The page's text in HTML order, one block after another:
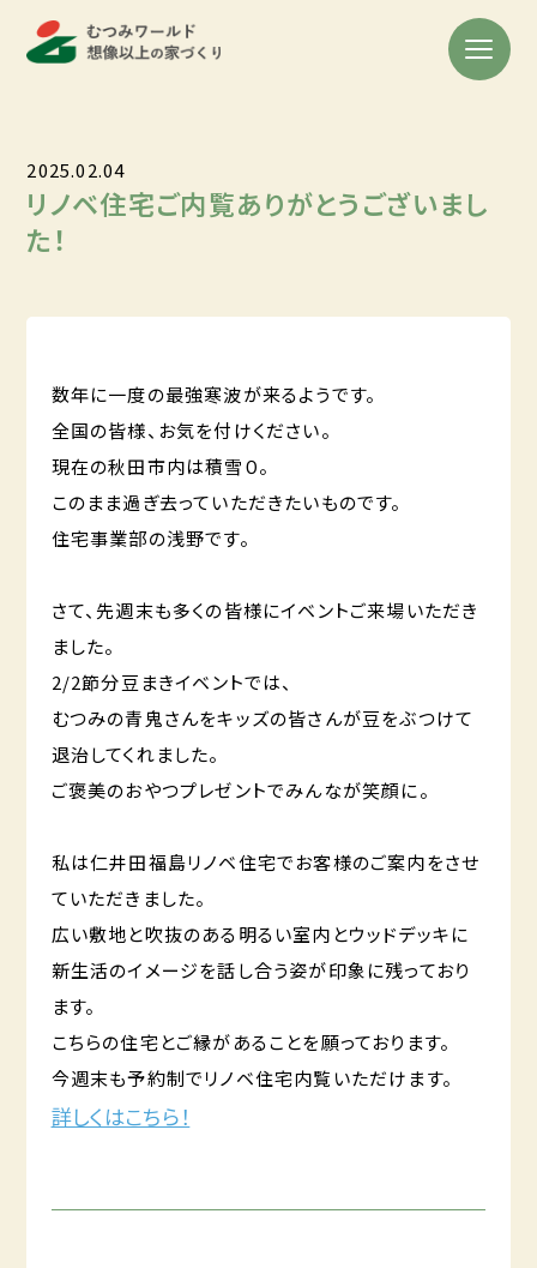
2025.02.04
リノベ住宅ご内覧ありがとうございまし
た！
数年に一度の最強寒波が来るようです。
全国の皆様、お気を付けください。
現在の秋田市内は積雪０。
このまま過ぎ去っていただきたいものです。
住宅事業部の浅野です。
さて、先週末も多くの皆様にイベントご来場いただき
ました。
2/2節分豆まきイベントでは、
むつみの青鬼さんをキッズの皆さんが豆をぶつけて
退治してくれました。
ご褒美のおやつプレゼントでみんなが笑顔に。
私は仁井田福島リノベ住宅でお客様のご案内をさせ
ていただきました。
広い敷地と吹抜のある明るい室内とウッドデッキに
新生活のイメージを話し合う姿が印象に残っており
ます。
こちらの住宅とご縁があることを願っております。
今週末も予約制でリノベ住宅内覧いただけます。
詳しくはこちら！